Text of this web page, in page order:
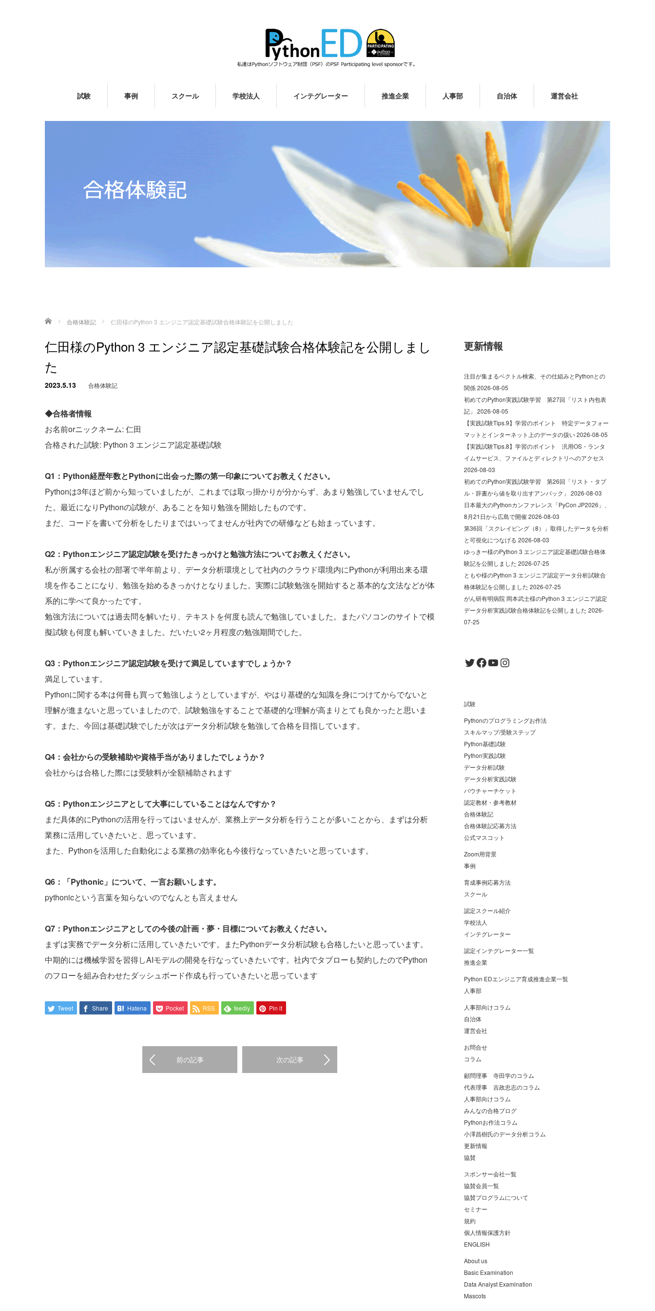
試験 事例 スクール 学校法人 インテグレーター 推進企業 人事部 自治体 運営会社
ホーム 合格体験記 仁田様のPython 3 エンジニア認定基礎試験合格体験記を公開しました
仁田様のPython 3 エンジニア認定基礎試験合格体験記を公開しまし
た
2023.5.13 合格体験記
◆合格者情報
お名前orニックネーム: 仁田
合格された試験: Python 3 エンジニア認定基礎試験
Q1：Python経歴年数とPythonに出会った際の第一印象についてお教えください。
Pythonは3年ほど前から知っていましたが、これまでは取っ掛かりが分からず、あまり勉強していませんでし
た。最近になりPythonの試験が、あることを知り勉強を開始したものです。
まだ、コードを書いて分析をしたりまではいってませんが社内での研修なども始まっています。
Q2：Pythonエンジニア認定試験を受けたきっかけと勉強方法についてお教えください。
私が所属する会社の部署で半年前より、データ分析環境として社内のクラウド環境内にPythonが利用出来る環
境を作ることになり、勉強を始めるきっかけとなりました。実際に試験勉強を開始すると基本的な文法などが体
系的に学べて良かったです。
勉強方法については過去問を解いたり、テキストを何度も読んで勉強していました。またパソコンのサイトで模
擬試験も何度も解いていきました。だいたい2ヶ月程度の勉強期間でした。
Q3：Pythonエンジニア認定試験を受けて満足していますでしょうか？
満足しています。
Pythonに関する本は何冊も買って勉強しようとしていますが、やはり基礎的な知識を身につけてからでないと
理解が進まないと思っていましたので、試験勉強をすることで基礎的な理解が高まりとても良かったと思いま
す。また、今回は基礎試験でしたが次はデータ分析試験を勉強して合格を目指しています。
Q4：会社からの受験補助や資格手当がありましたでしょうか？
会社からは合格した際には受験料が全額補助されます
Q5：Pythonエンジニアとして大事にしていることはなんですか？
まだ具体的にPythonの活用を行ってはいませんが、業務上データ分析を行うことが多いことから、まずは分析
業務に活用していきたいと、思っています。
また、Pythonを活用した自動化による業務の効率化も今後行なっていきたいと思っています。
Q6：「Pythonic」について、一言お願いします。
pythonicという言葉を知らないのでなんとも言えません
Q7：Pythonエンジニアとしての今後の計画・夢・目標についてお教えください。
まずは実務でデータ分析に活用していきたいです。またPythonデータ分析試験も合格したいと思っています。
中期的には機械学習を習得しAIモデルの開発を行なっていきたいです。社内でタブローも契約したのでPython
のフローを組み合わせたダッシュボード作成も行っていきたいと思っています
Tweet Share Hatena Pocket RSS feedly Pin it
前の記事 次の記事
更新情報
注目が集まるベクトル検索、その仕組みとPythonとの
関係2026-08-05
初めてのPython実践試験学習 第27回「リスト内包表
記」 2026-08-05
【実践試験Tips.9】学習のポイント 特定データフォー
マットとインターネット上のデータの扱い2026-08-05
【実践試験Tips.8】学習のポイント 汎用OS・ランタ
イムサービス、ファイルとディレクトリへのアクセス
2026-08-03
初めてのPython実践試験学習 第26回「リスト・タプ
ル・辞書から値を取り出すアンパック」 2026-08-03
日本最大のPythonカンファレンス「PyCon JP2026」、
8月21日から広島で開催2026-08-03
第36回「スクレイピング（8）」取得したデータを分析
と可視化につなげる 2026-08-03
ゆっきー様のPython 3 エンジニア認定基礎試験合格体
験記を公開しました 2026-07-25
ともや様のPython 3 エンジニア認定データ分析試験合
格体験記を公開しました 2026-07-25
がん研有明病院 岡本武士様のPython 3 エンジニア認定
データ分析実践試験合格体験記を公開しました 2026-
07-25
Twitter
Facebook
YouTube
Instagram
試験
Pythonのプログラミングお作法
スキルマップ/受験ステップ
Python基礎試験
Python実践試験
データ分析試験
データ分析実践試験
バウチャーチケット
認定教材・参考教材
合格体験記
合格体験記応募方法
公式マスコット
Zoom用背景
事例
育成事例応募方法
スクール
認定スクール紹介
学校法人
インテグレーター
認定インテグレーター一覧
推進企業
Python EDエンジニア育成推進企業一覧
人事部
人事部向けコラム
自治体
運営会社
お問合せ
コラム
顧問理事 寺田学のコラム
代表理事 吉政忠志のコラム
人事部向けコラム
みんなの合格ブログ
Pythonお作法コラム
小澤昌樹氏のデータ分析コラム
更新情報
協賛
スポンサー会社一覧
協賛会員一覧
協賛プログラムについて
セミナー
規約
個人情報保護方針
ENGLISH
About us
Basic Examination
Data Analyst Examination
Mascots